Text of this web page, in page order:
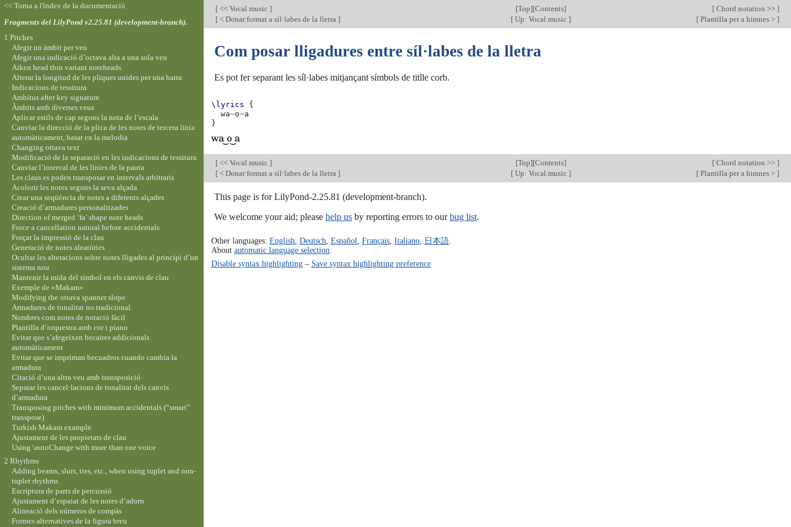
[ << Vocal music ] [Top][Contents] [ Chord notation >> ]
[ < Donar format a síl·labes de la lletra ] [ Up: Vocal music ] [ Plantilla per a himnes > ]
Com posar lligadures entre síl·labes de la lletra
Es pot fer separant les síl·labes mitjançant símbols de titlle corb.
\lyrics
{
wa~o~a
}
[ << Vocal music ] [Top][Contents] [ Chord notation >> ]
[ < Donar format a síl·labes de la lletra ] [ Up: Vocal music ] [ Plantilla per a himnes > ]
This page is for LilyPond-2.25.81 (development-branch).
We welcome your aid; please help us by reporting errors to ourbug list.
Other languages: English Deutsch Español Français, Italiano, 日本語.
About automatic language selection
Disable syntax highlighting– Save syntax highlighting preference
<< Torna a l'índex de la documentació
Fragments del LilyPond v2.25.81 (development-branch).
1 Pitches
Afegir un àmbit per veu
Afegir una indicació d’octava alta a una sola veu
Aiken head thin variant noteheads
Alterar la longitud de les pliques unides per una barra
Indicacions de tessitura
Ambitus after key signature
Àmbits amb diverses veus
Aplicar estils de cap segons la nota de l’escala
Canviar la direcció de la plica de les notes de tercera línia
automàticament, basat en la melodia
Changing ottava text
Modificació de la separació en les indicacions de tessitura
Canviar l’interval de les línies de la pauta
Les claus es poden transposar en intervals arbitraris
Acolorir les notes segons la seva alçada
Crear una seqüència de notes a diferents alçades
Creació d’armadures personalitzades
Direction of merged ‘fa’ shape note heads
Force a cancellation natural before accidentals
Forçar la impressió de la clau
Generació de notes aleatòries
Ocultar les alteracions sobre notes lligades al principi d’un
sistema nou
Mantenir la mida del símbol en els canvis de clau
Exemple de «Makam»
Modifying the ottava spanner slope
Armadures de tonalitat no tradicional
Nombres com notes de notació fàcil
Plantilla d’orquestra amb cor i piano
Evitar que s’afegeixen becaires addicionals
automàticament
Evitar que se impriman becuadros cuando cambia la
armadura
Citació d’una altra veu amb transposició
Separar les cancel·lacions de tonalitat dels canvis
d’armadura
Transposing pitches with minimum accidentals (“smart”
transpose)
Turkish Makam example
Ajustament de les propietats de clau
Using \autoChange with more than one voice
2 Rhythms
Adding beams, slurs, ties, etc., when using tuplet and non-
tuplet rhythms
Escriptura de parts de percussió
Ajustament d’espaiat de les notes d’adorn
Alineació dels números de compàs
Formes alternatives de la figura breu